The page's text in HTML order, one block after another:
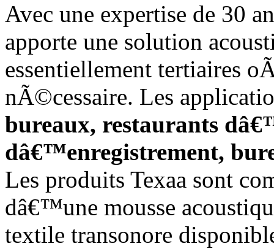
Avec une expertise de 30
apporte une solution
essentiellement tertiaires
nÃ©cessaire. Les
bureaux, restaurants
dâ€™enregistrement,
Les produits Texaa sont
dâ€™une mousse
textile transonore